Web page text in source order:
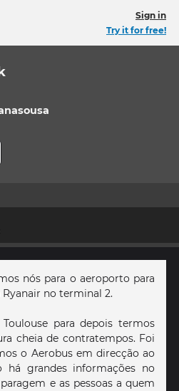
Sign in
Try it for free!
nós para o aeroporto para
no terminal 2.
para depois termos
cheia de contratempos. Foi
o Aerobus em direcção ao
há grandes informações no
e as pessoas a quem